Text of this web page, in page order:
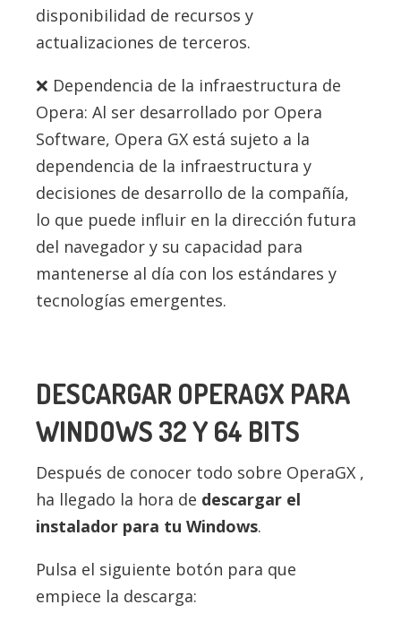
disponibilidad de recursos y
actualizaciones de terceros.
Dependencia de la infraestructura de
Opera: Al ser desarrollado por Opera
Software, Opera GX está sujeto a la
dependencia de la infraestructura y
decisiones de desarrollo de la compañía,
lo que puede influir en la dirección futura
del navegador y su capacidad para
mantenerse al día con los estándares y
tecnologías emergentes.
DESCARGAR OPERAGX PARA
WINDOWS 32 Y 64 BITS
Después de conocer todo sobre OperaGX ,
ha llegado la hora de descargar el
instalador para tu Windows.
Pulsa el siguiente botón para que
empiece la descarga: